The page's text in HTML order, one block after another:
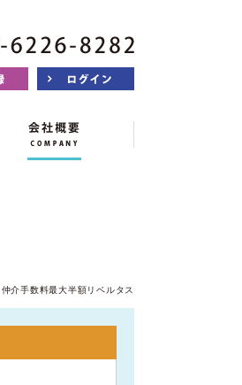
介手数料最大半額リベルタス